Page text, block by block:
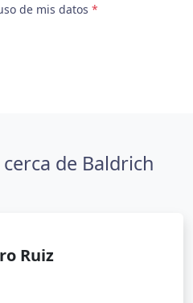
de mis datos *
de Baldrich
Ruiz